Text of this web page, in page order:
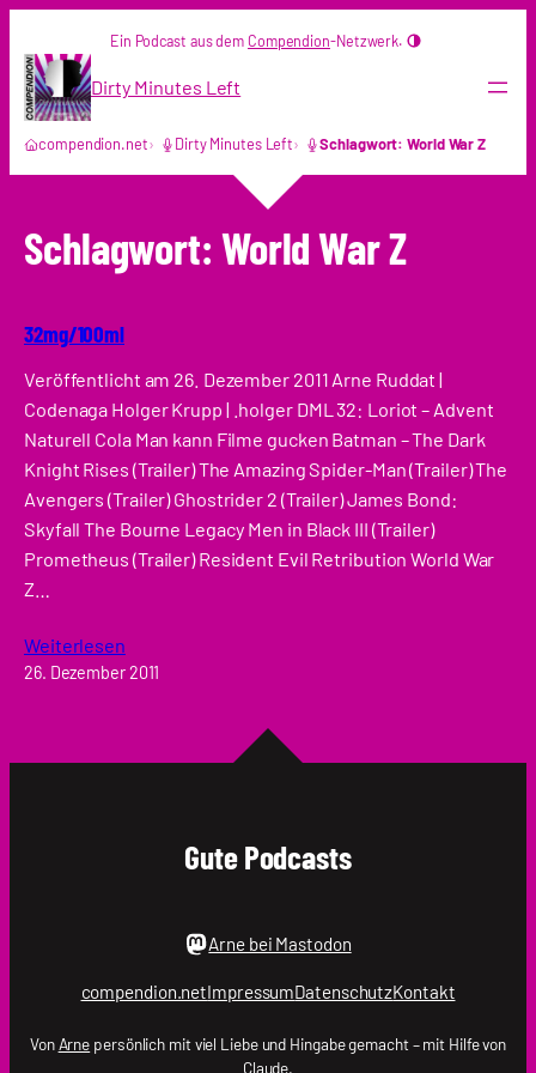
Inhalt
springen
Ein Podcast aus dem Compendion-Netzwerk.
Dirty Minutes Left
compendion.net Dirty Minutes Left Schlagwort: World War Z
Schlagwort: World War Z
32mg/100ml
Veröffentlicht am 26. Dezember 2011 Arne Ruddat |
Codenaga Holger Krupp | .holger DML 32: Loriot – Advent
Naturell Cola Man kann Filme gucken Batman – The Dark
Knight Rises (Trailer) The Amazing Spider-Man (Trailer) The
Avengers (Trailer) Ghostrider 2 (Trailer) James Bond:
Skyfall The Bourne Legacy Men in Black III (Trailer)
Prometheus (Trailer) Resident Evil Retribution World War
Z…
Weiterlesen
26. Dezember 2011
Gute Podcasts
Arne bei Mastodon
compendion.netImpressumDatenschutzKontakt
VonArne persönlich mit viel Liebe und Hingabe gemacht – mit Hilfe von
Claude.